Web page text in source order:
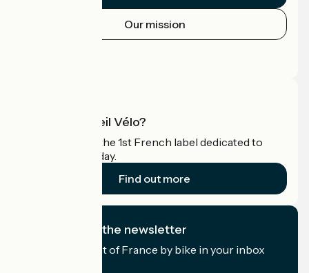
Our mission
What is Accueil Vélo?
Accueil Vélo is the 1st French label dedicated to
cyclists on holiday.
Find out more
I subscribe to the newsletter
Receive the best of France by bike in your inbox